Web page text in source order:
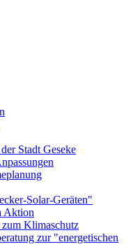
Stadt Geseke
Solar-Geräten"
Aktion
zum Klimaschutz
zur "energetischen